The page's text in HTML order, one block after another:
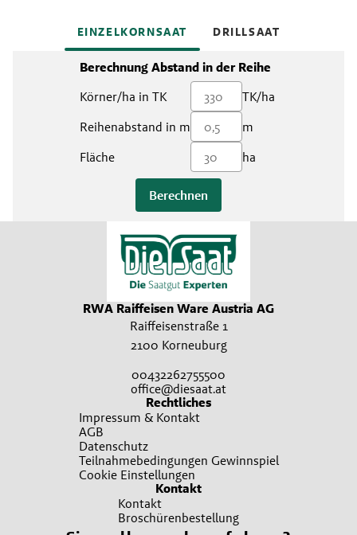
EINZELKORNSAAT DRILLSAAT
Berechnung Abstand in der Reihe
Körner/ha in TK
TK/ha
Reihenabstand in m
m
Fläche
ha
Berechnen
RWA Raiffeisen Ware Austria AG
Raiffeisenstraße 1
2100 Korneuburg
00432262755500
office@diesaat.at
Rechtliches
Impressum & Kontakt
AGB
Datenschutz
Teilnahmebedingungen Gewinnspiel
Cookie Einstellungen
Kontakt
Kontakt
Broschürenbestellung